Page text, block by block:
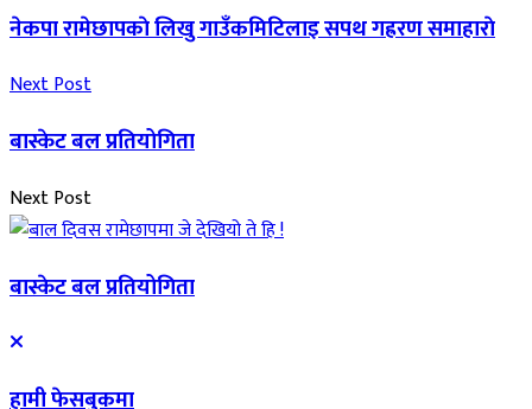
नेकपा रामेछापकाे लिखु गाउँकमिटिलाइ सपथ गह्ररण समाहाराे
Next Post
बास्केट बल प्रतियोगिता
Next Post
बास्केट बल प्रतियोगिता
हामी फेसबुकमा